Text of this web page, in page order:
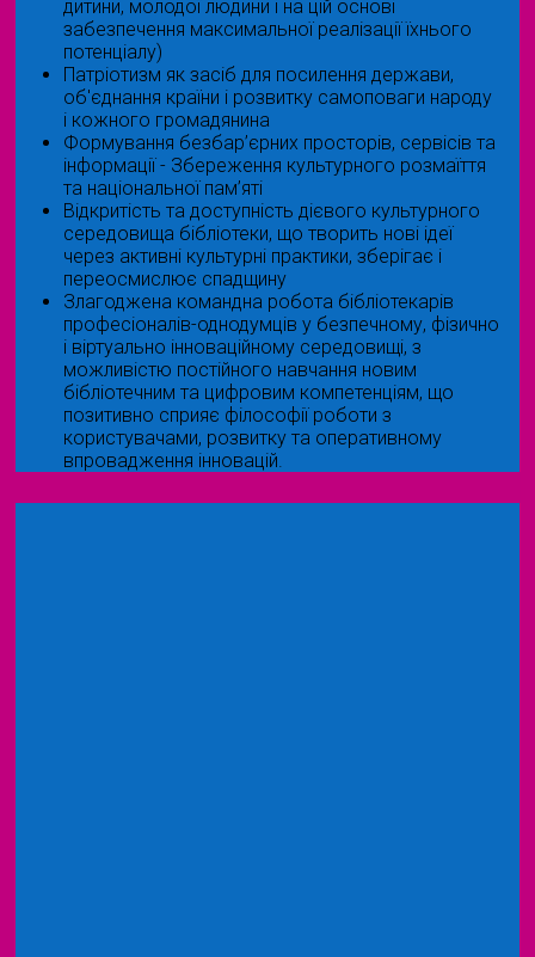
дитини, молодої людини і на цій основі
забезпечення максимальної реалізації їхнього
потенціалу)
Патріотизм як засіб для посилення держави,
об'єднання країни і розвитку самоповаги народу
і кожного громадянина
Формування безбар’єрних просторів, сервісів та
інформації - Збереження культурного розмаїття
та національної пам’яті
Відкритість та доступність дієвого культурного
середовища бібліотеки, що творить нові ідеї
через активні культурні практики, зберігає і
переосмислює спадщину
Злагоджена командна робота бібліотекарів
професіоналів-однодумців у безпечному, фізично
і віртуально інноваційному середовищі, з
можливістю постійного навчання новим
бібліотечним та цифровим компетенціям, що
позитивно сприяє філософії роботи з
користувачами, розвитку та оперативному
впровадження інновацій.